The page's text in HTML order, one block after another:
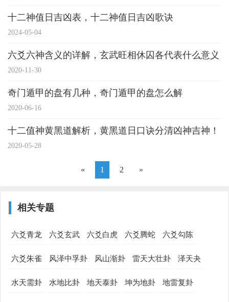
十二神值日吉凶表，十二神值日吉凶歌诀
2024-05-04
六爻六神含义的详解，玄武旺相休囚各代表什么意义
2020-11-30
奇门遁甲的盘有几种，奇门遁甲的盘怎么解
2020-06-16
十二值神黄黑道解析，黄黑道日口诀分清凶神吉神！
2020-05-28
« 1 2 »
相关专题
六爻青龙 六爻玄武 六爻白虎 六爻腾蛇 六爻勾陈
六爻朱雀 风泽中孚卦 风山渐卦 雷天大壮卦 泽天夬
水天需卦 水地比卦 地天泰卦 坤为地卦 地雷复卦